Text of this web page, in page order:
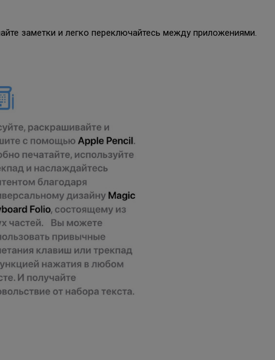
заметки и легко переключайтесь между приложениями.